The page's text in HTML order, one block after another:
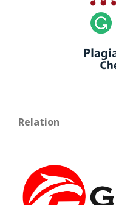
Relation